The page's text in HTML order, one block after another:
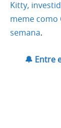
Kitty,
meme como
semana.
🔔 Entre